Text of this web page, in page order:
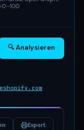
0–100
🔍 Analysieren
shopify.com
Export